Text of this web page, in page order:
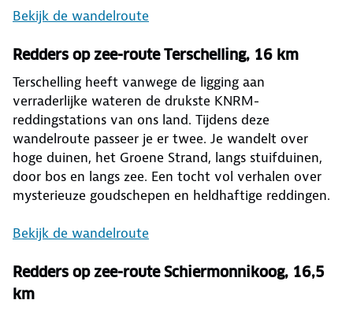
Bekijk de wandelroute
Redders op zee-route Terschelling, 16 km
Terschelling heeft vanwege de ligging aan
verraderlijke wateren de drukste KNRM-
reddingstations van ons land. Tijdens deze
wandelroute passeer je er twee. Je wandelt over
hoge duinen, het Groene Strand, langs stuifduinen,
door bos en langs zee. Een tocht vol verhalen over
mysterieuze goudschepen en heldhaftige reddingen.
Bekijk de wandelroute
Redders op zee-route Schiermonnikoog, 16,5
km